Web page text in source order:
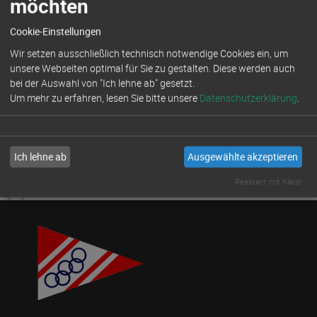
ANKÜNDIGUNG
07.12.2025, um 16 Uhr öffnen wir das
Meldeportal zum Goldenen- und
Silbernen-Opti 2026 auf
manage2sail.com
Viele Grüße
Eure Regattaleitung
möchten
Cookie-Einstellungen
Wir setzen ausschließlich technisch notwendige Cookies ein, um
unsere Webseiten optimal für Sie zu gestalten. Diese werden auch
bei der Auswahl von "Ich lehne ab" gesetzt.
Um mehr zu erfahren, lesen Sie bitte unsere Datenschutzerklärung.
Ich lehne ab Ausgewählte akzeptieren
Realisiert mit Klaro!